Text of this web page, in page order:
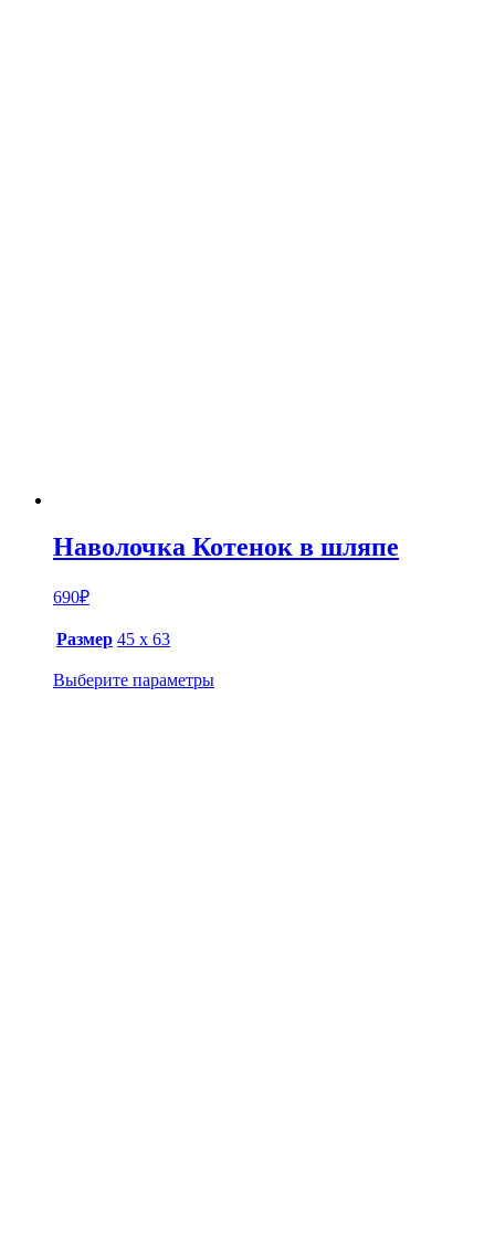
Наволочка Котенок в шляпе
690₽
Размер 45 х 63
Выберите параметры